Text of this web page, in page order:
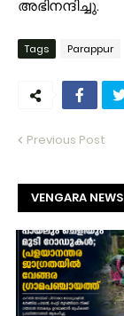
അഭിനന്ദിച്ചു.
Tags Parappur
Previous Post
VENGARA NEWS